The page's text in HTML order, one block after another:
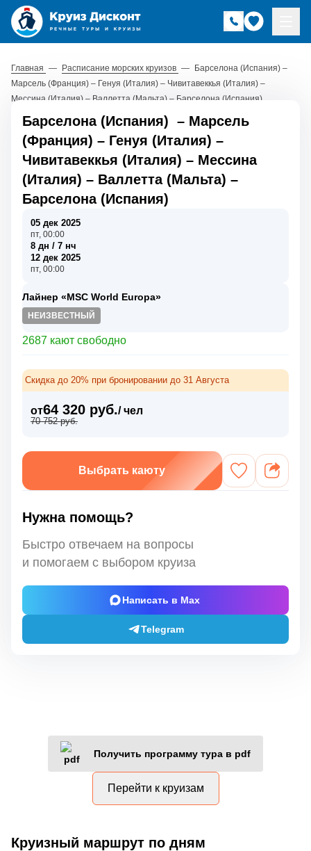
Главная — Расписание морских круизов — Барселона (Испания) –
Марсель (Франция) – Генуя (Италия) – Чивитавеккья (Италия) –
Мессина (Италия) – Валлетта (Мальта) – Барселона (Испания)
Барселона (Испания) – Марсель
(Франция) – Генуя (Италия) –
Чивитавеккья (Италия) – Мессина
(Италия) – Валлетта (Мальта) –
Барселона (Испания)
05 дек 2025
пт, 00:00
8 дн / 7 нч
12 дек 2025
пт, 00:00
Лайнер «MSC World Europa»
НЕИЗВЕСТНЫЙ
2687 кают свободно
Скидка до 20% при бронировании до 31 Августа
от64 320 руб./ чел
70 752 руб.
Выбрать каюту
Нужна помощь?
Быстро отвечаем на вопросы
и помогаем с выбором круиза
Написать в Max
Telegram
Получить программу тура в pdf
Перейти к круизам
Круизный маршрут по дням